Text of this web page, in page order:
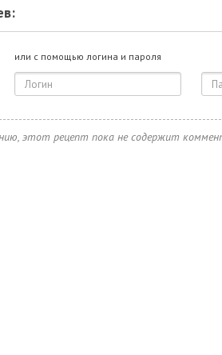
или с помощью логина и пароля
этот рецепт пока не содержит